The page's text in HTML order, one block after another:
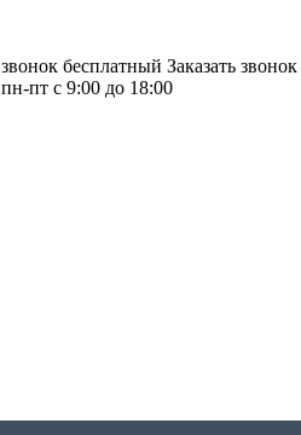
звонок бесплатный Заказать звонок
пн-пт с 9:00 до 18:00